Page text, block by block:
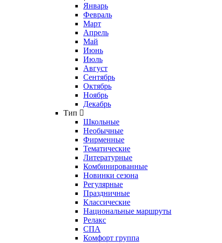
Январь
Февраль
Март
Апрель
Май
Июнь
Июль
Август
Сентябрь
Октябрь
Ноябрь
Декабрь
Тип
Школьные
Необычные
Фирменные
Тематические
Литературные
Комбинированные
Новинки сезона
Регулярные
Праздничные
Классические
Национальные маршруты
Релакс
СПА
Комфорт группа